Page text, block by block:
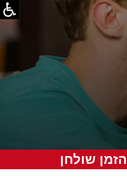
הזמן שולחן